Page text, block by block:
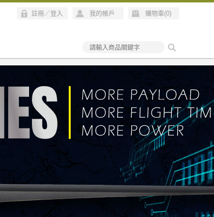
購物車(0)
我的帳戶
註冊／登入